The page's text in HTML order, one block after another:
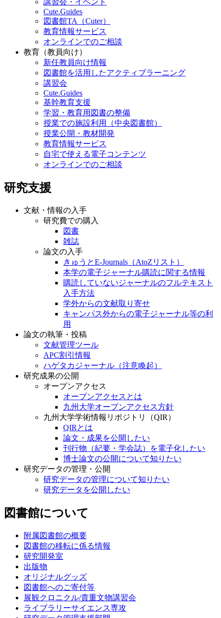
Cute.Guides
図書館TA（Cuter）
教育情報サービス
オンラインでのご相談
教育（教員向け）
新任教員向け情報
図書館を活用したアクティブラーニング
講習会
Cute.Guides
基幹教育支援
学習・教育用図書の整備
授業での施設利用（中央図書館）
授業公開・教材開発
教育情報サービス
自宅で使える電子コンテンツ
オンラインでのご相談
研究支援
文献・情報の入手
研究費での購入
図書
雑誌
論文の入手
きゅうとE-Journals（AtoZリスト）
本学の電子ジャーナル購読に関する情報
購読していないジャーナルのフルテキスト
入手方法
学外からの文献取り寄せ
キャンパス外からの電子ジャーナル等の利
用
論文の執筆・投稿
文献管理ツール
APC割引情報
ハゲタカジャーナル（注意喚起）
研究成果の公開
オープンアクセス
オープンアクセスとは
九州大学オープンアクセス方針
九州大学学術情報リポジトリ（QIR）
QIRとは
論文・成果を公開したい
刊行物（紀要・学会誌）を電子化したい
博士論文の公開について知りたい
研究データの管理・公開
研究データの管理について知りたい
研究データを公開したい
図書館について
附属図書館の概要
図書館の移転に係る情報
研究開発室
出版物
オリジナルグッズ
図書館へのご寄付等
展観クロニクル/貴重文物講習会
ライブラリーサイエンス専攻